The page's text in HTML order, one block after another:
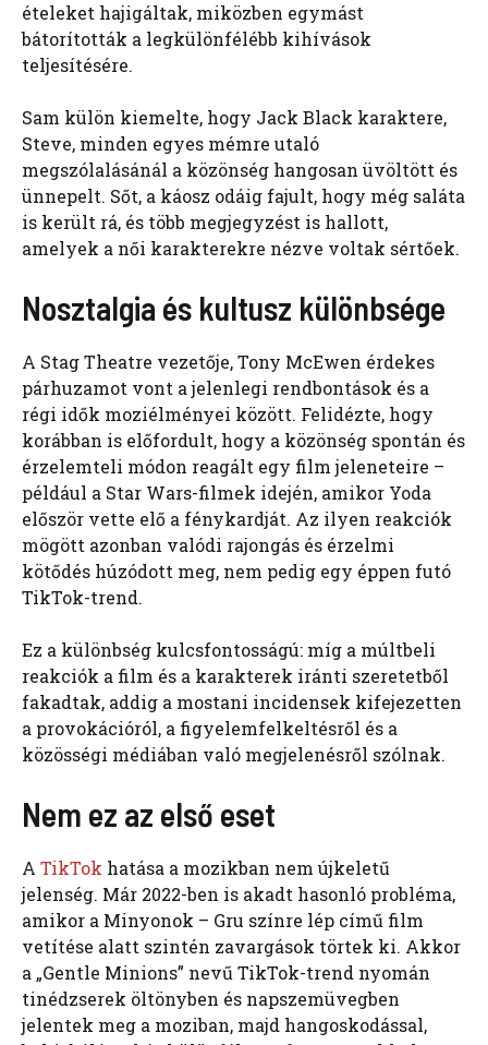
ételeket hajigáltak, miközben egymást
bátorították a legkülönfélébb kihívások
teljesítésére.
Sam külön kiemelte, hogy Jack Black karaktere,
Steve, minden egyes mémre utaló
megszólalásánál a közönség hangosan üvöltött és
ünnepelt. Sőt, a káosz odáig fajult, hogy még saláta
is került rá, és több megjegyzést is hallott,
amelyek a női karakterekre nézve voltak sértőek.
Nosztalgia és kultusz különbsége
A Stag Theatre vezetője, Tony McEwen érdekes
párhuzamot vont a jelenlegi rendbontások és a
régi idők moziélményei között. Felidézte, hogy
korábban is előfordult, hogy a közönség spontán és
érzelemteli módon reagált egy film jeleneteire –
például a Star Wars-filmek idején, amikor Yoda
először vette elő a fénykardját. Az ilyen reakciók
mögött azonban valódi rajongás és érzelmi
kötődés húzódott meg, nem pedig egy éppen futó
TikTok-trend.
Ez a különbség kulcsfontosságú: míg a múltbeli
reakciók a film és a karakterek iránti szeretetből
fakadtak, addig a mostani incidensek kifejezetten
a provokációról, a figyelemfelkeltésről és a
közösségi médiában való megjelenésről szólnak.
Nem ez az első eset
A TikTok hatása a mozikban nem újkeletű
jelenség. Már 2022-ben is akadt hasonló probléma,
amikor a Minyonok – Gru színre lép című film
vetítése alatt szintén zavargások törtek ki. Akkor
a „Gentle Minions” nevű TikTok-trend nyomán
tinédzserek öltönyben és napszemüvegben
jelentek meg a moziban, majd hangoskodással,